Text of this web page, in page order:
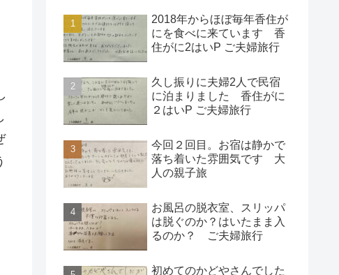
2018年からほぼ毎年香住が
にを食べに来ています 香
住がに2はいP ご夫婦旅行
久し振りに夫婦2人で民宿
に泊まりました 香住がに
２はいP ご夫婦旅行
今回２回目。お宿は静かで
落ち着いた雰囲気です 大
人の親子旅
お風呂の脱衣室、スリッパ
は脱ぐのか？はいたまま入
るのか？ ご夫婦旅行
初めてのかどやさんでした